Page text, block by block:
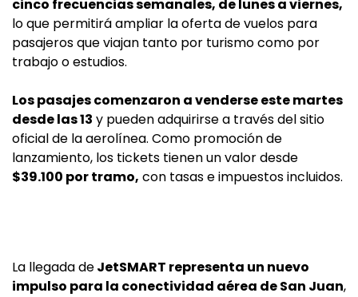
cinco frecuencias semanales, de lunes a viernes,
lo que permitirá ampliar la oferta de vuelos para
pasajeros que viajan tanto por turismo como por
trabajo o estudios.
Los pasajes comenzaron a venderse este martes
desde las 13 y pueden adquirirse a través del sitio
oficial de la aerolínea. Como promoción de
lanzamiento, los tickets tienen un valor desde
$39.100 por tramo, con tasas e impuestos incluidos.
La llegada deJetSMART representa un nuevo
impulso para la conectividad aérea de San Juan,